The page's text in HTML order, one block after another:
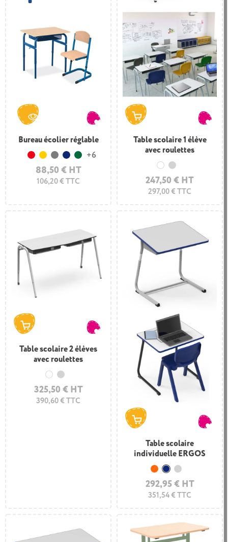
Bureau écolier réglable
88,50 € HT
106,20 € TTC
RougeJaune
GrisBleu foncé
Vert foncé
+6
Table scolaire 1 élève
avec roulettes
247,50 € HT
297,00 € TTC
BlancGris clair
Table scolaire 2 élèves
avec roulettes
325,50 € HT
390,60 € TTC
BlancGris clair
Table scolaire
individuelle ERGOS
292,95 € HT
351,54 € TTC
Orange
Bleu foncé
Gris clair